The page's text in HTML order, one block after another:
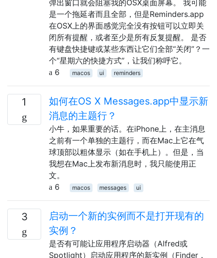
弹出窗口就会阻塞我的OSX桌面屏幕。 我可能
是一个拖延者而且全部，但是Reminders.app
在OSX上的界面感觉完全没有按钮可以立即关
闭所有提醒，或者至少是所有反复提醒。 是否
有键盘快捷键或某些东西让它们全部“关闭”？一
个“星期六的快捷方式”，让我们称呼它。
6
macos ui reminders
1
如何在OS X Messages.app中显示新
消息的主题行？
小牛，如果重要的话。在iPhone上，在主消息
之前有一个单独的主题行，而在Mac上它在气
球顶部以粗体显示（如在手机上）。但是，当
我想在Mac上发布新消息时，我只能使用正
文。
6
macos messages ui
3
启动一个新的实例而不是打开现有的
实例？
是否有可能让应用程序启动器（Alfred或
Spotlight）启动应用程序的新实例（Finder，